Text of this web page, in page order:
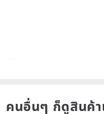
When purchasing ,
คนอื่นๆ ก็ดูสินค้า